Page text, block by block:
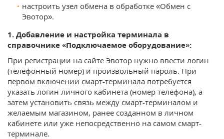
настроить узел обмена в обработке «Обмен с
Эвотор».
1. Добавление и настройка терминала в
справочнике «Подключаемое оборудование»:
При регистрации на сайте Эвотор нужно ввести логин
(телефонный номер) и произвольный пароль. При
первом включении смарт-терминала потребуется
указать логин личного кабинета (номер телефона), а
затем установить связь между смарт-терминалом и
желаемым магазином, ранее созданном в личном
кабинете или уже непосредственно на самом смарт-
терминале.